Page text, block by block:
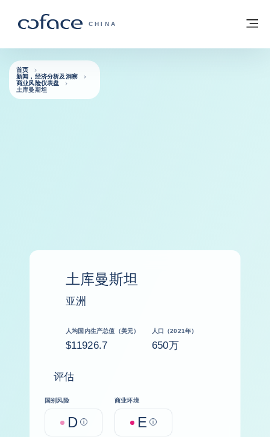
科法斯：携手共创安全贸易 - 首页
CHINA
返回首页
首页
新闻，经济分析及洞察
商业风险仪表盘
土库曼斯坦
土库曼斯坦
亚洲
人均国内生产总值（美元）
$11926.7
人口（2021年）
650万
评估
国别风险
D Help
商业环境
E Help